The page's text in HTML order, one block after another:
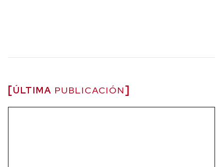
ÚLTIMA PUBLICACIÓN